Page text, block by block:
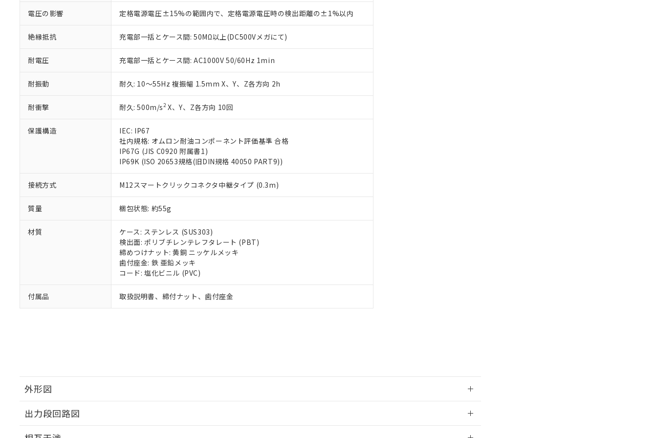
電圧の影響 定格電源電圧±15%の範囲内で、定格電源電圧時の検出距離の±1%以内
絶縁抵抗 充電部一括とケース間: 50MΩ以上(DC500Vメガにて)
耐電圧 充電部一括とケース間: AC1000V 50/60Hz 1min
耐振動 耐久: 10～55Hz 複振幅 1.5mm X、Y、Z各方向 2h
耐衝撃 耐久: 500m/s2X、Y、Z各方向 10回
保護構造
IEC: IP67
社内規格: オムロン耐油コンポーネント評価基準 合格
IP67G (JIS C0920 附属書1)
IP69K (ISO 20653規格(旧DIN規格 40050 PART9))
接続方式 M12スマートクリックコネクタ中継タイプ (0.3m)
質量 梱包状態: 約55g
材質
ケース: ステンレス (SUS303)
検出面: ポリブチレンテレフタレート (PBT)
締めつけナット: 黄銅 ニッケルメッキ
歯付座金: 鉄 亜鉛メッキ
コード: 塩化ビニル (PVC)
付属品 取扱説明書、締付ナット、歯付座金
外形図
出力段回路図
が、当社の製品・サービスに関するお客様との取引・商談に必要な範囲で利用することをご了承くだ
さい。
※当社の共同利用者とは、"個人情報の共同利用に関して"
の「1.共同利用者の範囲」に記載されて
いる法人を指します。
下記の非含有証明書をダウンロードすることができます。
EU RoHS指令（10物質）の非含有証明書
また、RoHS指令のフタル酸エステル類４物質の対応では、対応完了までの期間は出荷製品に未対応品が
混在することから備考欄に対応日を記載しておりました。
既に当社にて対応品への在庫切替を完了していることから、特段のことがない限り、2022年1月12日よ
り割愛しております。
合意する